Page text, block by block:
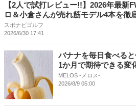
【2人で試打レビュー!!】2026年最新
ロ＆小倉さんが売れ筋モデル4本を徹
スポナビゴルフ
2026/6/30 17:41
バナナを毎日食べる
1か月で期待できる変
MELOS -メロス-
2026/8/9 05:00